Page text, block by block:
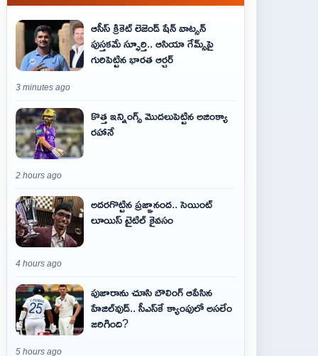
ఆసీస్ క్రికెట్ లెజెండ్ షేన్ వాట్సన్
పుస్తకమే స్ఫూర్తి.. ఆసియా గేమ్స్‌పై
గురిపెట్టిన భారత ఆర్చర్
3 minutes ago
కొత్త ఇన్నింగ్స్ మొదలుపెట్టిన అజింక్యా
రహానే
2 hours ago
అదరగొట్టిన ప్రజ్ఞానంద.. సెయింట్‌
లూయిస్ టైటిల్‌ కైవసం
4 hours ago
పుజారాను చూసి బౌలింగ్ ఆపేసిన
హేజిల్‌వుడ్.. సీఎస్‌కే క్యాంపులో అసలేం
జరిగింది?
5 hours ago